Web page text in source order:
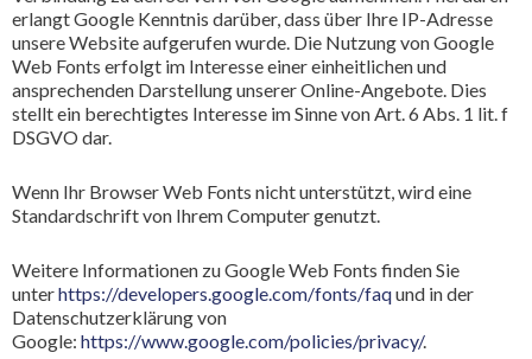
erlangt Google Kenntnis darüber, dass über Ihre IP-Adresse
unsere Website aufgerufen wurde. Die Nutzung von Google
Web Fonts erfolgt im Interesse einer einheitlichen und
ansprechenden Darstellung unserer Online-Angebote. Dies
stellt ein berechtigtes Interesse im Sinne von Art. 6 Abs. 1 lit. f
DSGVO dar.
Wenn Ihr Browser Web Fonts nicht unterstützt, wird eine
Standardschrift von Ihrem Computer genutzt.
Weitere Informationen zu Google Web Fonts finden Sie
unterhttps://developers.google.com/fonts/faqund in der
Datenschutzerklärung von
Google: https://www.google.com/policies/privacy/.